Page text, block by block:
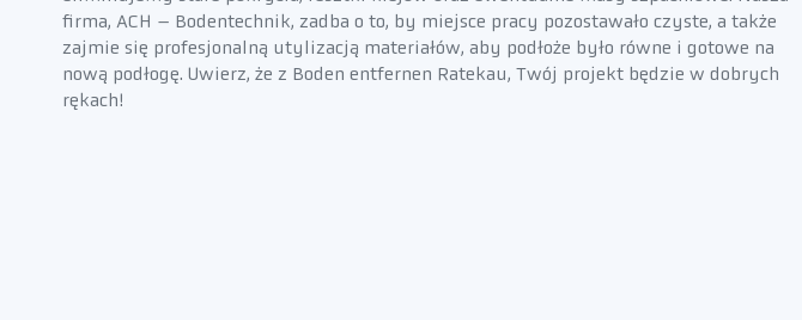
firma, ACH – Bodentechnik, zadba o to, by miejsce pracy pozostawało czyste, a także
zajmie się profesjonalną utylizacją materiałów, aby podłoże było równe i gotowe na
nową podłogę. Uwierz, że z Boden entfernen Ratekau, Twój projekt będzie w dobrych
rękach!